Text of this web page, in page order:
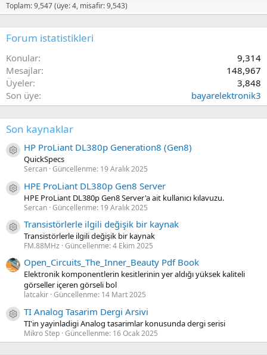
Toplam: 9,547 (üye: 4, misafir: 9,543)
Forum istatistikleri
Konular
9,314
Mesajlar
148,967
Üyeler
3,848
Son üye
bayarelektronik3
Son kaynaklar
Kaynak ikon/amblem
HP ProLiant DL380p Generation8 (Gen8)
QuickSpecs
Sercan Güncellenme: 19 Aralık 2025
Kaynak ikon/amblem
HPE ProLiant DL380p Gen8 Server
HPE ProLiant DL380p Gen8 Server'a ait kullanıcı kılavuzu.
Sercan Güncellenme: 19 Aralık 2025
Kaynak ikon/amblem
Transistörlerle ilgili değişik bir kaynak
Transistörlerle ilgili değişik bir kaynak
FM.88MHz Güncellenme:4 Ekim 2025
Open_Circuits_The_Inner_Beauty Pdf Book
Elektronik komponentlerin kesitlerinin yer aldığı yüksek kaliteli
görseller içeren görseli bol
latcakir Güncellenme: 14 Mart 2025
Kaynak ikon/amblem
TI Analog Tasarim Dergi Arsivi
TI'in yayinladigi Analog tasarimlar konusunda dergi serisi
Mikro Step Güncellenme: 16 Ocak 2025